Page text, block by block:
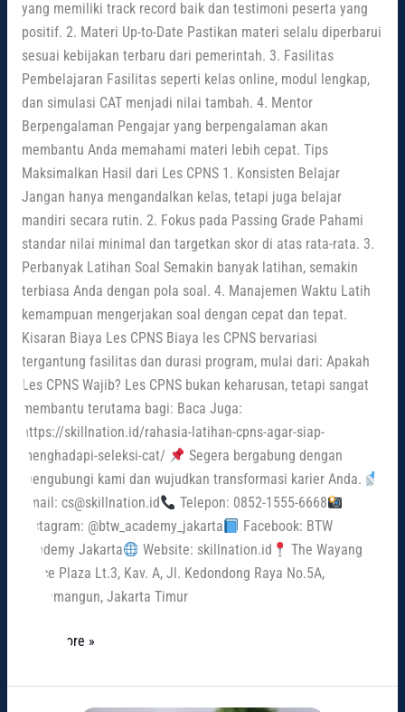
yang memiliki track record baik dan testimoni peserta yang
positif. 2. Materi Up-to-Date Pastikan materi selalu diperbarui
sesuai kebijakan terbaru dari pemerintah. 3. Fasilitas
Pembelajaran Fasilitas seperti kelas online, modul lengkap,
dan simulasi CAT menjadi nilai tambah. 4. Mentor
Berpengalaman Pengajar yang berpengalaman akan
membantu Anda memahami materi lebih cepat. Tips
Maksimalkan Hasil dari Les CPNS 1. Konsisten Belajar
Jangan hanya mengandalkan kelas, tetapi juga belajar
mandiri secara rutin. 2. Fokus pada Passing Grade Pahami
standar nilai minimal dan targetkan skor di atas rata-rata. 3.
Perbanyak Latihan Soal Semakin banyak latihan, semakin
terbiasa Anda dengan pola soal. 4. Manajemen Waktu Latih
kemampuan mengerjakan soal dengan cepat dan tepat.
Kisaran Biaya Les CPNS Biaya les CPNS bervariasi
tergantung fasilitas dan durasi program, mulai dari: Apakah
Les CPNS Wajib? Les CPNS bukan keharusan, tetapi sangat
membantu terutama bagi: Baca Juga:
https://skillnation.id/rahasia-latihan-cpns-agar-siap-
menghadapi-seleksi-cat/
Segera bergabung dengan
mengubungi kami dan wujudkan transformasi karier Anda.
Email: cs@skillnation.id
Telepon: 0852-1555-6668
Instagram: @btw_academy_jakarta
Facebook: BTW
Academy Jakarta
Website: skillnation.id
The Wayang
Office Plaza Lt.3, Kav. A, Jl. Kedondong Raya No.5A,
Rawamangun, Jakarta Timur
Read More »